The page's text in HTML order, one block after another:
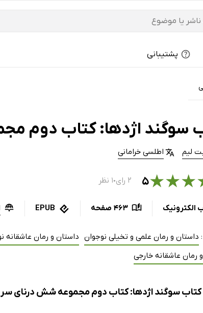
پشتیبانی
سوگند اژدها: کتاب دوم
لیم اطلسی خرامانی
★
★
★۵ ۲ رای ● ۱ نظر
الکترونیک 463 صفحه EPUB
داستان و رمان علمی و تخیلی نوجوان داستان و رمان عاشقانه
رمان عاشقانه خارجی
سوگند اژدها: کتاب دوم مجموعه شش درنای